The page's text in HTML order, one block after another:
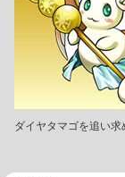
ダイヤタマゴを追い求